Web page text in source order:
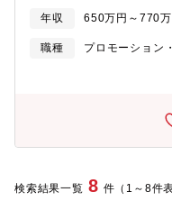
の利用も可能です。※詳細
ます。お客様を訪問して
プリケーションノートの
深めていただきます。ま
ーション活動を担い、
よび実行・Webサイト、
販売現場からのフィード
ョンノートの作成・新製品
年収 650万円～770万
職種
プロモーション
検索結果一覧 8 件（1～8件